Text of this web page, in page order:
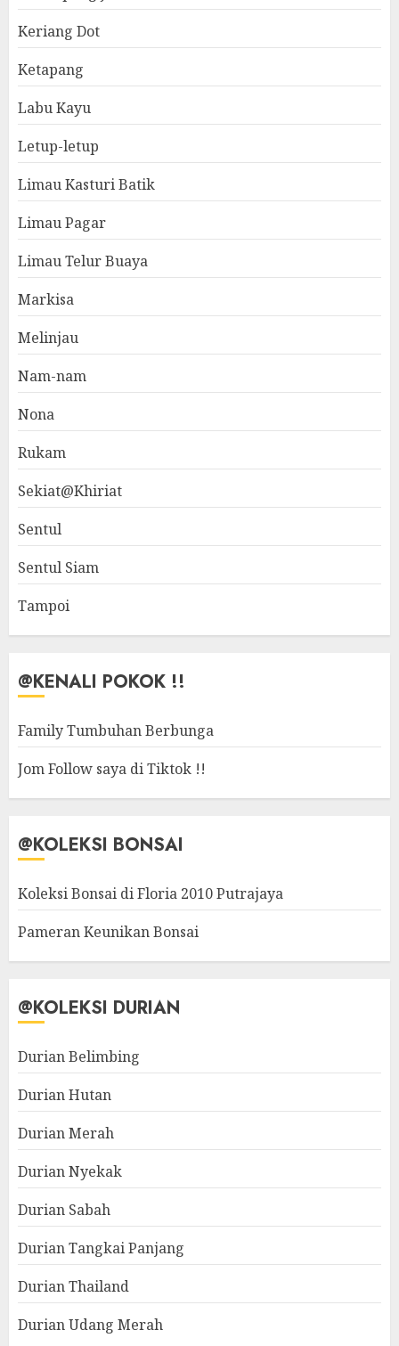
Keriang Dot
Ketapang
Labu Kayu
Letup-letup
Limau Kasturi Batik
Limau Pagar
Limau Telur Buaya
Markisa
Melinjau
Nam-nam
Nona
Rukam
Sekiat@Khiriat
Sentul
Sentul Siam
Tampoi
@KENALI POKOK !!
Family Tumbuhan Berbunga
Jom Follow saya di Tiktok !!
@KOLEKSI BONSAI
Koleksi Bonsai di Floria 2010 Putrajaya
Pameran Keunikan Bonsai
@KOLEKSI DURIAN
Durian Belimbing
Durian Hutan
Durian Merah
Durian Nyekak
Durian Sabah
Durian Tangkai Panjang
Durian Thailand
Durian Udang Merah